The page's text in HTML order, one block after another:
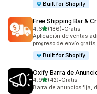
Built for Shopify
Free Shipping Bar &
4.6de 5 estrellas
(186)
186 reseñas en total
•Gratis
Aplicación de ventas
progreso de envío
Built for Shopify
Oxify Barra de
4.9de 5 estrellas
(42)
42 reseñas en total
•Gratis
Barra de anuncios fija,